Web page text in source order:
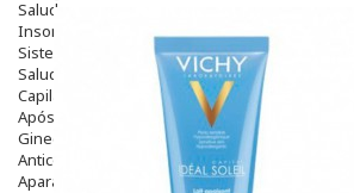
Salud
Insomnio
Sistema Nervioso
Salud Bucodental
Capilar
Apósitos
Ginecología
Anticonceptivos
Aparato Genital